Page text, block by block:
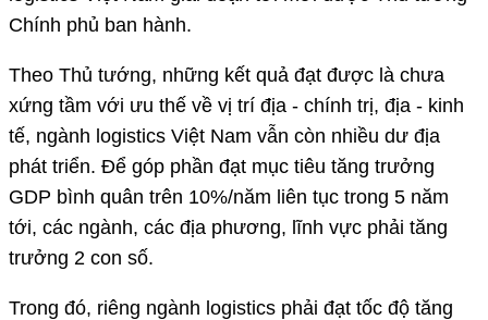
Chính phủ ban hành.
Theo Thủ tướng, những kết quả đạt được là chưa
xứng tầm với ưu thế về vị trí địa - chính trị, địa - kinh
tế, ngành logistics Việt Nam vẫn còn nhiều dư địa
phát triển. Để góp phần đạt mục tiêu tăng trưởng
GDP bình quân trên 10%/năm liên tục trong 5 năm
tới, các ngành, các địa phương, lĩnh vực phải tăng
trưởng 2 con số.
Trong đó, riêng ngành logistics phải đạt tốc độ tăng